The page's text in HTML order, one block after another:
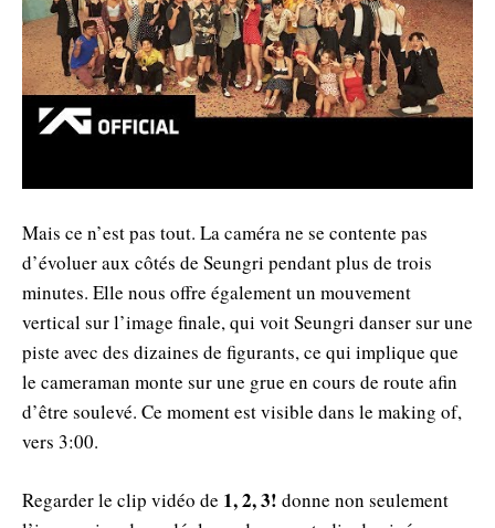
Mais ce n’est pas tout. La caméra ne se contente pas
d’évoluer aux côtés de Seungri pendant plus de trois
minutes. Elle nous offre également un mouvement
vertical sur l’image finale, qui voit Seungri danser sur une
piste avec des dizaines de figurants, ce qui implique que
le cameraman monte sur une grue en cours de route afin
d’être soulevé. Ce moment est visible dans le making of,
vers 3:00.
Regarder le clip vidéo de 1, 2, 3! donne non seulement